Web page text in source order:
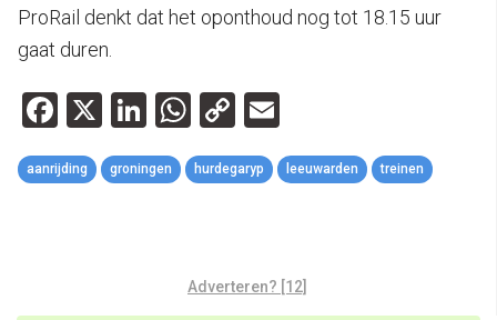
ProRail denkt dat het oponthoud nog tot 18.15 uur
gaat duren.
Facebook
X LinkedIn
WhatsApp
Copy
Link
aanrijding groningen hurdegaryp leeuwarden treinen
Adverteren? [12]